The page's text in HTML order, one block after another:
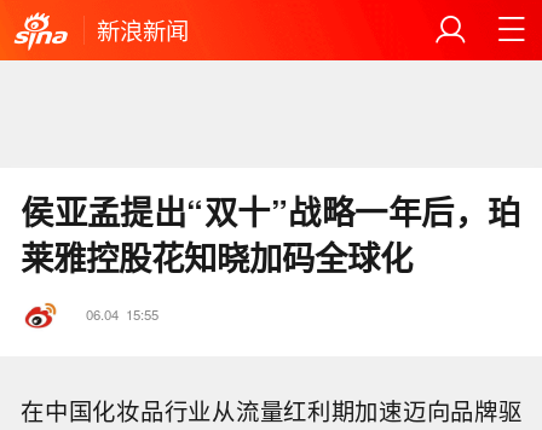
新浪新闻
侯亚孟提出“双十”战略一年后，珀
莱雅控股花知晓加码全球化
06.04 15:55
在中国化妆品行业从流量红利期加速迈向品牌驱